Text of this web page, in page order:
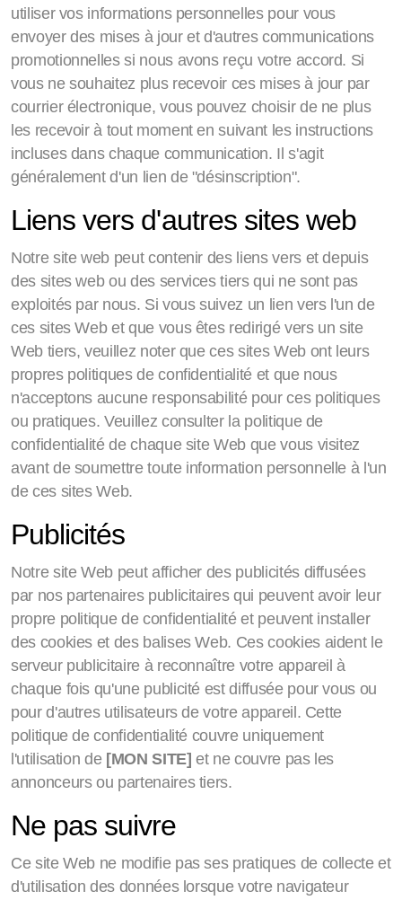
utiliser vos informations personnelles pour vous
envoyer des mises à jour et d'autres communications
promotionnelles si nous avons reçu votre accord. Si
vous ne souhaitez plus recevoir ces mises à jour par
courrier électronique, vous pouvez choisir de ne plus
les recevoir à tout moment en suivant les instructions
incluses dans chaque communication. Il s'agit
généralement d'un lien de "désinscription".
Liens vers d'autres sites web
Notre site web peut contenir des liens vers et depuis
des sites web ou des services tiers qui ne sont pas
exploités par nous. Si vous suivez un lien vers l'un de
ces sites Web et que vous êtes redirigé vers un site
Web tiers, veuillez noter que ces sites Web ont leurs
propres politiques de confidentialité et que nous
n'acceptons aucune responsabilité pour ces politiques
ou pratiques. Veuillez consulter la politique de
confidentialité de chaque site Web que vous visitez
avant de soumettre toute information personnelle à l'un
de ces sites Web.
Publicités
Notre site Web peut afficher des publicités diffusées
par nos partenaires publicitaires qui peuvent avoir leur
propre politique de confidentialité et peuvent installer
des cookies et des balises Web. Ces cookies aident le
serveur publicitaire à reconnaître votre appareil à
chaque fois qu'une publicité est diffusée pour vous ou
pour d'autres utilisateurs de votre appareil. Cette
politique de confidentialité couvre uniquement
l'utilisation de [MON SITE] et ne couvre pas les
annonceurs ou partenaires tiers.
Ne pas suivre
Ce site Web ne modifie pas ses pratiques de collecte et
d'utilisation des données lorsque votre navigateur